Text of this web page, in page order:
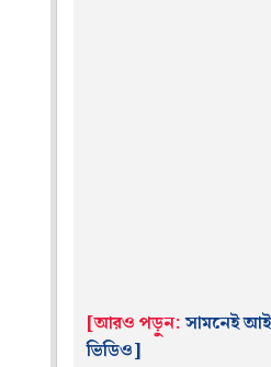
[আরও পড়ুন:সামনেই
ভিডিও]